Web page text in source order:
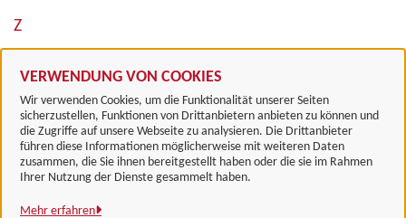
VERWENDUNG VON COOKIES
Wir verwenden Cookies, um die Funktionalität unserer Seiten
sicherzustellen, Funktionen von Drittanbietern anbieten zu können und
die Zugriffe auf unsere Webseite zu analysieren. Die Drittanbieter
führen diese Informationen möglicherweise mit weiteren Daten
zusammen, die Sie ihnen bereitgestellt haben oder die sie im Rahmen
Ihrer Nutzung der Dienste gesammelt haben.
Mehr erfahren
Z
Landkreis Göttingen